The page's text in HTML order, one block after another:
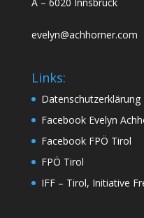
evelyn@achhorner.com
Links:
Datenschutzerklärung
Facebook Evelyn
Facebook FPÖ Tirol
FPÖ Tirol
IFF – Tirol, Initiative